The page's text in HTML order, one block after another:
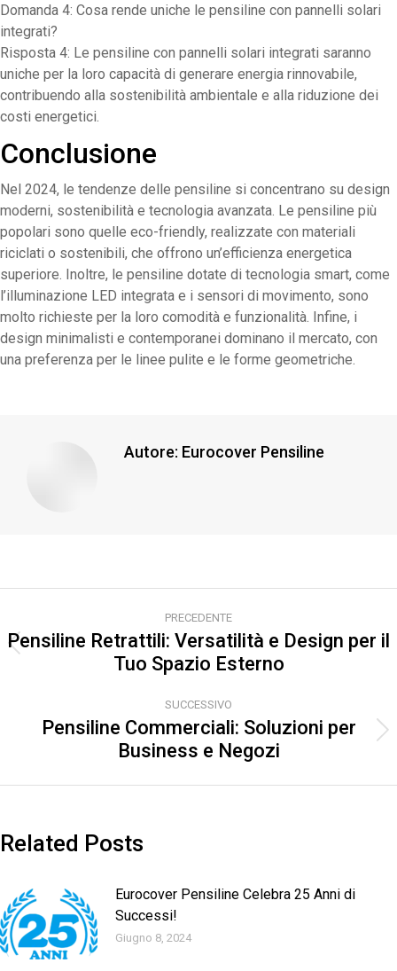
Domanda 4: Cosa rende uniche le pensiline con pannelli solari
integrati?
Risposta 4: Le pensiline con pannelli solari integrati saranno
uniche per la loro capacità di generare energia rinnovabile,
contribuendo alla sostenibilità ambientale e alla riduzione dei
costi energetici.
Conclusione
Nel 2024, le tendenze delle pensiline si concentrano su design
moderni, sostenibilità e tecnologia avanzata. Le pensiline più
popolari sono quelle eco-friendly, realizzate con materiali
riciclati o sostenibili, che offrono un’efficienza energetica
superiore. Inoltre, le pensiline dotate di tecnologia smart, come
l’illuminazione LED integrata e i sensori di movimento, sono
molto richieste per la loro comodità e funzionalità. Infine, i
design minimalisti e contemporanei dominano il mercato, con
una preferenza per le linee pulite e le forme geometriche.
Autore: Eurocover Pensiline
tra
PRECEDENTE
Post
precedente:
Pensiline Retrattili: Versatilità e Design per il
Tuo Spazio Esterno
SUCCESSIVO
Prossimo
post:
Pensiline Commerciali: Soluzioni per
Business e Negozi
Related Posts
Eurocover Pensiline Celebra 25 Anni di
Successi!
Giugno 8, 2024